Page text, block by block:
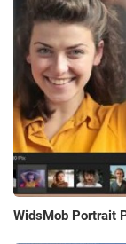
WidsMob Portrait